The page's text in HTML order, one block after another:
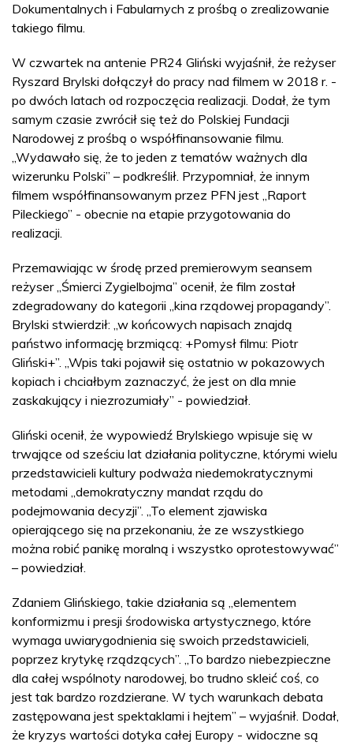
Dokumentalnych i Fabularnych z prośbą o zrealizowanie
takiego filmu.
W czwartek na antenie PR24 Gliński wyjaśnił, że reżyser
Ryszard Brylski dołączył do pracy nad filmem w 2018 r. -
po dwóch latach od rozpoczęcia realizacji. Dodał, że tym
samym czasie zwrócił się też do Polskiej Fundacji
Narodowej z prośbą o współfinansowanie filmu.
„Wydawało się, że to jeden z tematów ważnych dla
wizerunku Polski” – podkreślił. Przypomniał, że innym
filmem współfinansowanym przez PFN jest „Raport
Pileckiego” - obecnie na etapie przygotowania do
realizacji.
Przemawiając w środę przed premierowym seansem
reżyser „Śmierci Zygielbojma” ocenił, że film został
zdegradowany do kategorii „kina rządowej propagandy”.
Brylski stwierdził: „w końcowych napisach znajdą
państwo informację brzmiącą: +Pomysł filmu: Piotr
Gliński+”. „Wpis taki pojawił się ostatnio w pokazowych
kopiach i chciałbym zaznaczyć, że jest on dla mnie
zaskakujący i niezrozumiały” - powiedział.
Gliński ocenił, że wypowiedź Brylskiego wpisuje się w
trwające od sześciu lat działania polityczne, którymi wielu
przedstawicieli kultury podważa niedemokratycznymi
metodami „demokratyczny mandat rządu do
podejmowania decyzji”. „To element zjawiska
opierającego się na przekonaniu, że ze wszystkiego
można robić panikę moralną i wszystko oprotestowywać”
– powiedział.
Zdaniem Glińskiego, takie działania są „elementem
konformizmu i presji środowiska artystycznego, które
wymaga uwiarygodnienia się swoich przedstawicieli,
poprzez krytykę rządzących”. „To bardzo niebezpieczne
dla całej wspólnoty narodowej, bo trudno skleić coś, co
jest tak bardzo rozdzierane. W tych warunkach debata
zastępowana jest spektaklami i hejtem” – wyjaśnił. Dodał,
że kryzys wartości dotyka całej Europy - widoczne są